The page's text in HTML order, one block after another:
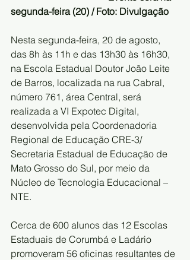
segunda-feira (20) / Foto: Divulgação
Nesta segunda-feira, 20 de agosto,
das 8h às 11h e das 13h30 às 16h30,
na Escola Estadual Doutor João Leite
de Barros, localizada na rua Cabral,
número 761, área Central, será
realizada a VI Expotec Digital,
desenvolvida pela Coordenadoria
Regional de Educação CRE-3/
Secretaria Estadual de Educação de
Mato Grosso do Sul, por meio da
Núcleo de Tecnologia Educacional –
NTE.
Cerca de 600 alunos das 12 Escolas
Estaduais de Corumbá e Ladário
promoveram 56 oficinas resultantes de